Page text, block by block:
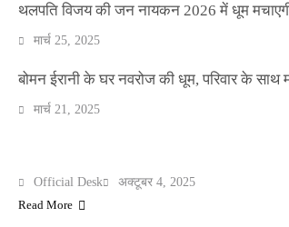
थलपति विजय की जन नायकन 2026 में धूम
मार्च 25, 2025
बोमन ईरानी के घर नवरोज की धूम, परिवार के साथ
मार्च 21, 2025
NEWS
बॉलीवुड के बाद अब डिफेंस टाइकून
धमकियाँ : सेलिब्रिटी टारगेटिंग जैसा
Official Desk
Official Desk
अक्टूबर 4, 2025
Read More